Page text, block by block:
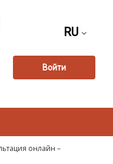
RU
Войти
онлайн –